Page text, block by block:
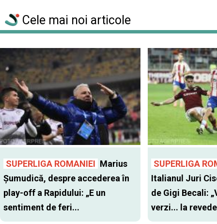
Cele mai noi articole
SUPERLIGA ROMANIEI Marius
Șumudică, despre accederea în
play-off a Rapidului: „E un
sentiment de feri...
SUPERLIGA
Italianul Juri
de Gigi Becali:
verzi... la